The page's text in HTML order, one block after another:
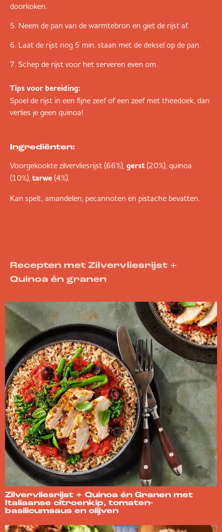
doorkoken.
Neem de pan van de warmtebron en giet de rijst af.
Laat de rijst nog 5 min. staan met de deksel op de pan.
Schep de rijst voor het serveren even om.
Tips voor bereiding:
Spoel de rijst in een fijne zeef of een zeef met theedoek, dan
verlies je geen quinoa!
Ingrediënten:
Voorgekookte zilvervliesrijst (66%), gerst (20%), quinoa
(10%), tarwe (4%).
Kan spelt, amandelen, pecannoten en pistache bevatten.
Recepten met Zilvervliesrijst +
Quinoa én granen
Zilvervliesrijst + Quinoa én Granen met
Italiaanse citroenkip, tomaten-
basilicumsaus en olijven